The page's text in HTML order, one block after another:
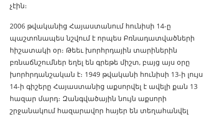
չէին։
2006 թվականից Հայաստանում հունիսի 14-ը
պաշտոնապես նշվում է որպես Բռնադատվածների
հիշատակի օր։ Թեեւ խորհրդային տարիներին
բռնաճնշումներ եղել են գրեթե միշտ, բայց այս օրը
խորհրդանշական է։ 1949 թվականի հունիսի 13-ի լույս
14-ի գիշերը Հայաստանից աքսորվել է ավելի քան 13
հազար մարդ։ Զանգվածային նույն աքսորի
շրջանակում հազարավոր հայեր են տեղահանվել